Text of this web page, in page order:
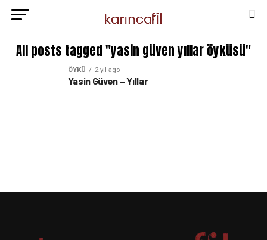
All posts tagged "yasin güven yıllar öyküsü"
ÖYKÜ 2 yıl ago
Yasin Güven – Yıllar